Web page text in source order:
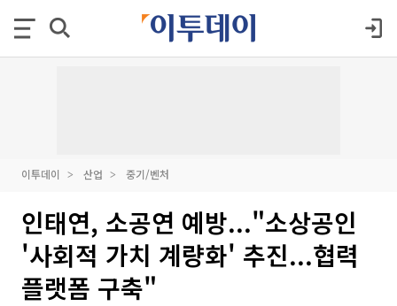
이투데이 산업 중기/벤처
인태연, 소공연 예방..."소상공인
'사회적 가치 계량화' 추진...협력
플랫폼 구축"